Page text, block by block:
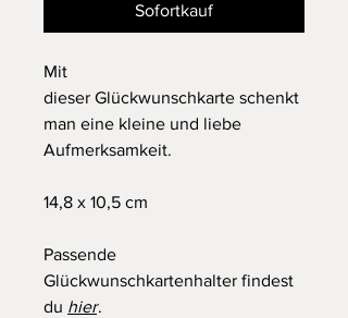
Sofortkauf
Mit
dieser Glückwunschkarte schenkt
man eine kleine und liebe
Aufmerksamkeit.
14,8 x 10,5 cm
Passende
Glückwunschkartenhalter findest
du hier.